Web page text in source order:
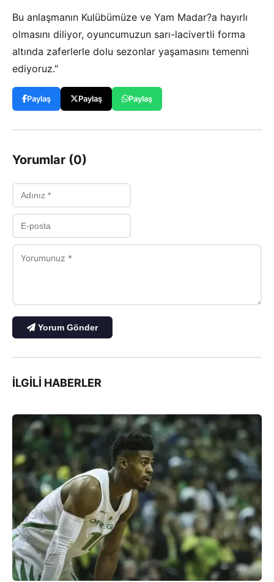
Bu anlaşmanın Kulübümüze ve Yam Madar?a hayırlı
olmasını diliyor, oyuncumuzun sarı-lacivertli forma
altında zaferlerle dolu sezonlar yaşamasını temenni
ediyoruz."
Paylaş Paylaş Paylaş
Yorumlar (0)
Yorum Gönder
İLGILI HABERLER